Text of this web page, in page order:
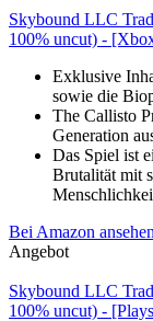
Skybound LLC
100% uncut) -
Exklusive
sowie die
The Callisto
Generation
Das Spiel ist
Brutalität mit
Bei Amazon ansehen
Angebot
Skybound LLC
100% uncut) -